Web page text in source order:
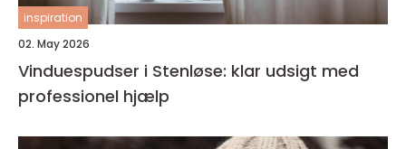
inspiration
02. May 2026
Vinduespudser i Stenløse: klar udsigt med
professionel hjælp